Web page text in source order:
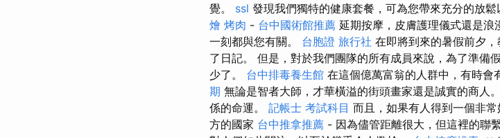
覺。 ssl 發現我們獨特的健康套餐，可為您帶來充分的放鬆
燴 烤肉 - 台中國術館推薦 延期按摩，皮膚護理儀式還是浪
一刻都與您有關。 台胞證 旅行社 在即將到來的暑假前夕
了日記。 但是，對於我們團隊的所有成員來說，為了準備
少了。 台中排毒養生館 在這個億萬富翁的人群中，有時會
期 無論是智者大師，才華橫溢的街頭畫家還是誠實的商人。
係的命運。 記帳士 考試科目 而且，如果有人得到一個非
方的國家 台中推拿推薦 - 因為儘管距離很大，但這裡的聯